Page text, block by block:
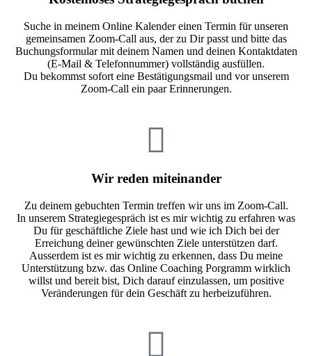
Suche in meinem Online Kalender einen Termin für unseren
gemeinsamen Zoom-Call aus, der zu Dir passt und bitte das
Buchungsformular mit deinem Namen und deinen Kontaktdaten
(E-Mail & Telefonnummer) vollständig ausfüllen.
Du bekommst sofort eine Bestätigungsmail und vor unserem
Zoom-Call ein paar Erinnerungen.
Wir reden miteinander
Zu deinem gebuchten Termin treffen wir uns im Zoom-Call.
In unserem Strategiegespräch ist es mir wichtig zu erfahren was
Du für geschäftliche Ziele hast und wie ich Dich bei der
Erreichung deiner gewünschten Ziele unterstützen darf.
Ausserdem ist es mir wichtig zu erkennen, dass Du meine
Unterstützung bzw. das Online Coaching Porgramm wirklich
willst und bereit bist, Dich darauf einzulassen, um positive
Veränderungen für dein Geschäft zu herbeizuführen.